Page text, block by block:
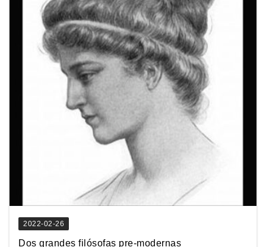
2022-02-26
Dos grandes filósofas pre-modernas